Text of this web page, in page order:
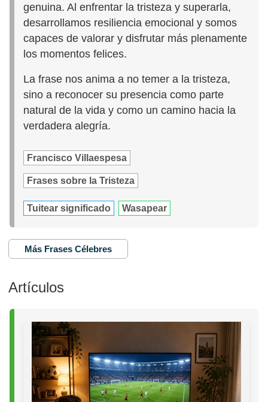
genuina. Al enfrentar la tristeza y superarla,
desarrollamos resiliencia emocional y somos
capaces de valorar y disfrutar más plenamente
los momentos felices.
La frase nos anima a no temer a la tristeza,
sino a reconocer su presencia como parte
natural de la vida y como un camino hacia la
verdadera alegría.
Francisco Villaespesa
Frases sobre la Tristeza
Tuitear significado Wasapear
Más Frases Célebres
Artículos